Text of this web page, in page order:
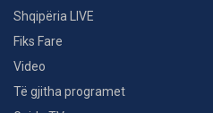
Shqipëria LIVE
Fiks Fare
Video
Të gjitha programet